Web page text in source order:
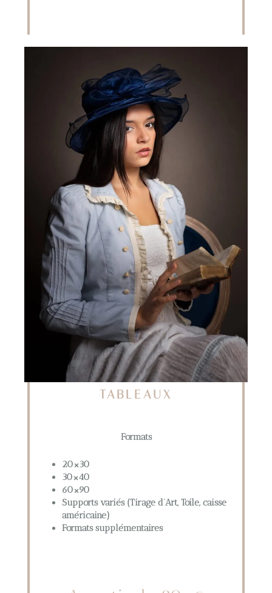
TABLEAUX
Formats
20×30
30×40
60×90
Supports variés (Tirage d’Art, Toile, caisse
américaine)
Formats supplémentaires